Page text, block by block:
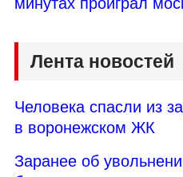
Лента новостей
Человека спасли из
в воронежском ЖК
Заранее об